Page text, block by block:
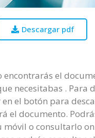
Descargar pdf
encontrarás el
necesitabas . Para
el botón para
el documento.
o consultarlo